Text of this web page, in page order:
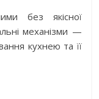
без якісної
механізми —
кухнею та її